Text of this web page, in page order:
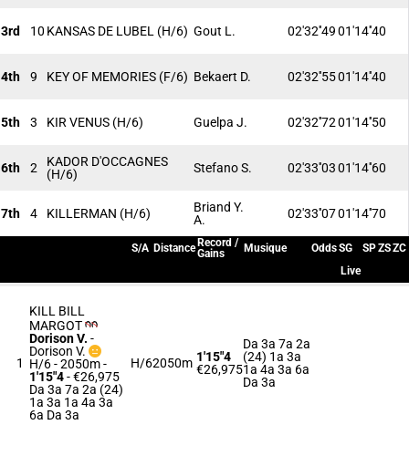
3rd 10 KANSAS DE LUBEL (H/6) Gout L. 02'32''4901'14''40
4th 9 KEY OF MEMORIES (F/6) Bekaert D. 02'32''5501'14''40
5th 3 KIR VENUS (H/6) Guelpa J. 02'32''7201'14''50
6th 2
KADOR D'OCCAGNES
(H/6)
Stefano S. 02'33''0301'14''60
7th 4 KILLERMAN (H/6)
Briand Y.
A.
02'33''0701'14''70
S/A Distance Record /
Gains
Musique OddsSG SPZSZC
Live
1
KILL BILL
MARGOT
Dorison V. -
Dorison V.
H/6 - 2050m-
1'15"4- €26,975
Da 3a 7a 2a (24)
1a 3a 1a 4a 3a
6a Da 3a
H/62050m 1'15"4
€26,975
Da 3a 7a 2a
(24) 1a 3a
1a 4a 3a 6a
Da 3a